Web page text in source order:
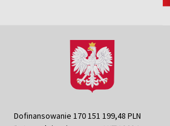
Dofinansowanie 170 151 199,48 PLN